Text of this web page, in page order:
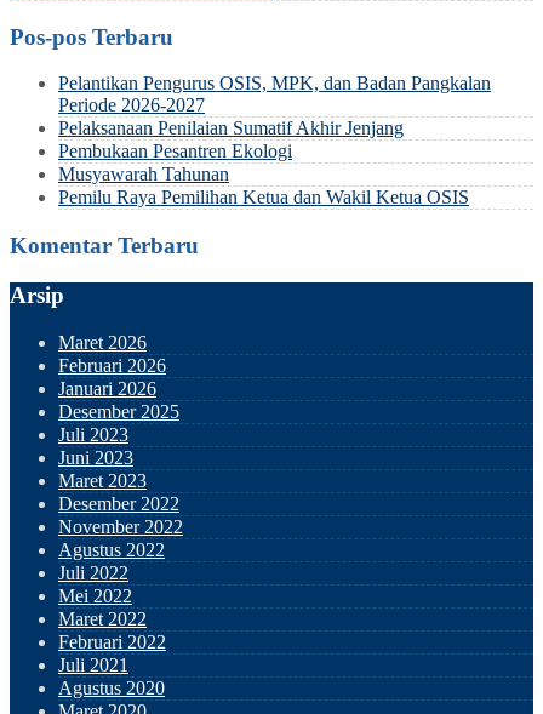
Pos-pos Terbaru
Pelantikan Pengurus OSIS, MPK, dan Badan Pangkalan
Periode 2026-2027
Pelaksanaan Penilaian Sumatif Akhir Jenjang
Pembukaan Pesantren Ekologi
Musyawarah Tahunan
Pemilu Raya Pemilihan Ketua dan Wakil Ketua OSIS
Komentar Terbaru
Arsip
Maret 2026
Februari 2026
Januari 2026
Desember 2025
Juli 2023
Juni 2023
Maret 2023
Desember 2022
November 2022
Agustus 2022
Juli 2022
Mei 2022
Maret 2022
Februari 2022
Juli 2021
Agustus 2020